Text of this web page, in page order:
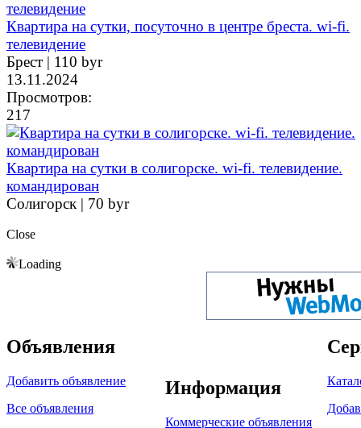
Квартира на сутки, посуточно в центре бреста. wi-fi.
телевидение
Брест | 110 byr
13.11.2024
Просмотров:
217
Квартира на сутки в солигорске. wi-fi. телевидение.
командирован
Солигорск | 70 byr
Close
Loading
Объявления
Добавить объявление
Все объявления
Информация
Коммерческие объявления